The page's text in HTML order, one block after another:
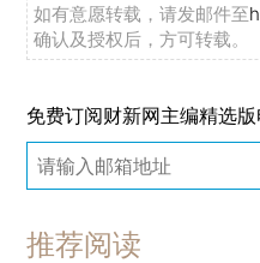
如有意愿转载，请发邮件至
确认及授权后，方可转载。
免费订阅财新网主编精选
推荐阅读